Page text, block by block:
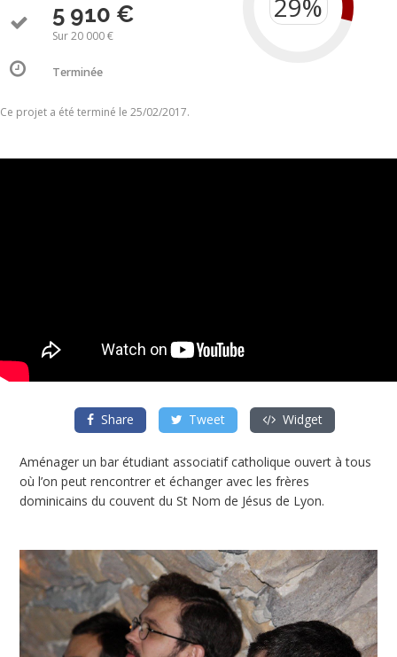
5 910 €
Sur 20 000 €
Terminée
Ce projet a été terminé le 25/02/2017.
Share Tweet Widget
Aménager un bar étudiant associatif catholique ouvert à tous
où l’on peut rencontrer et échanger avec les frères
dominicains du couvent du St Nom de Jésus de Lyon.